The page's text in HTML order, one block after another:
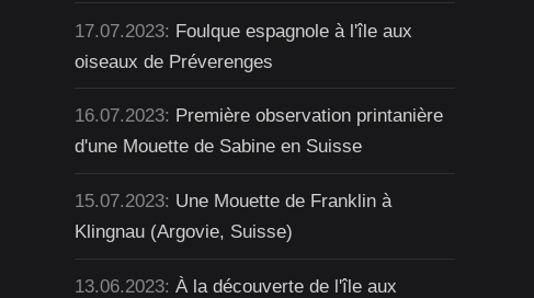
17.07.2023: Foulque espagnole à l'île aux
oiseaux de Préverenges
16.07.2023: Première observation printanière
d'une Mouette de Sabine en Suisse
15.07.2023: Une Mouette de Franklin à
Klingnau (Argovie, Suisse)
13.06.2023:À la découverte de l'île aux